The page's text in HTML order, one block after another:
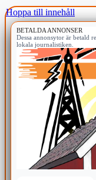
Hoppa till innehåll
BETALDA ANNONSER
Dessa annonsytor är betald
lokala journalistiken.